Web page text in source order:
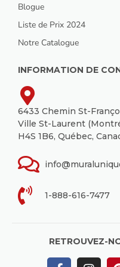
Blogue
Liste de Prix 2024
Notre Catalogue
INFORMATION DE
6433 Chemin St-
Ville St-Laurent
H4S 1B6, Québec,
1-888-616-7477
RETROUVEZ-